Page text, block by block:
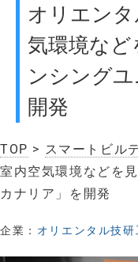
オリエン
気環境な
ンシング
開発
TOP > スマートビル
室内空気環境などを
カナリア」を開発
企業： オリエンタル技研